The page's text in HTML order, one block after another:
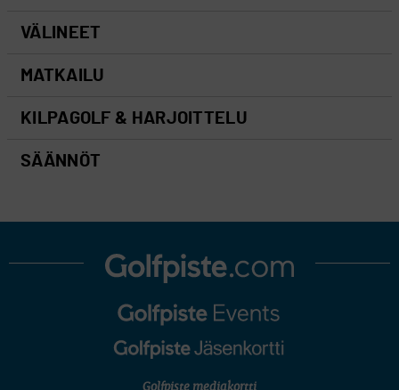
VÄLINEET
MATKAILU
KILPAGOLF & HARJOITTELU
SÄÄNNÖT
Golfpiste mediakortti